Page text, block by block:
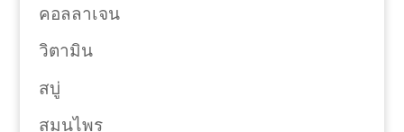
คอลลาเจน
วิตามิน
สบู่
สมุนไพร